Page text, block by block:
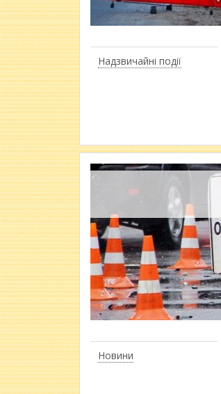
Надзвичайні події
Новини